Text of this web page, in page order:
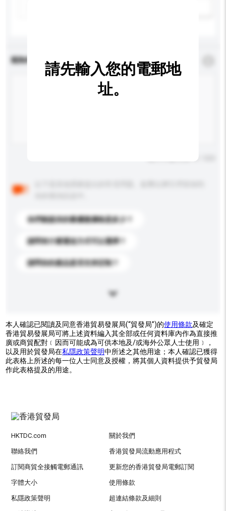
查詢內容 必須填寫
你們能提供的最優惠價格是多少？
請問有什麼運送方式可以選擇？
請問你的產品是否支持定制？
請先輸入您的電郵地
址。
本人確認已閱讀及同意香港貿易發展局(“貿發局”)的使用條款及確定
香港貿易發展局可將上述資料編入其全部或任何資料庫內作為直接推
廣或商貿配對﹝因而可能成為可供本地及/或海外公眾人士使用﹞，
以及用於貿發局在私隱政策聲明中所述之其他用途；本人確認已獲得
此表格上所述的每一位人士同意及授權，將其個人資料提供予貿發局
作此表格提及的用途。
HKTDC.com 關於我們
聯絡我們 香港貿發局流動應用程式
訂閱商貿全接觸電郵通訊 更新您的香港貿發局電郵訂閱
字體大小 使用條款
私隱政策聲明 超連結條款及細則